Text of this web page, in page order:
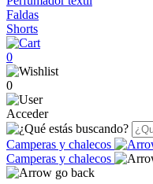
Faldas
Shorts
0
0
Acceder
Camperas y chalecos
Camperas y chalecos